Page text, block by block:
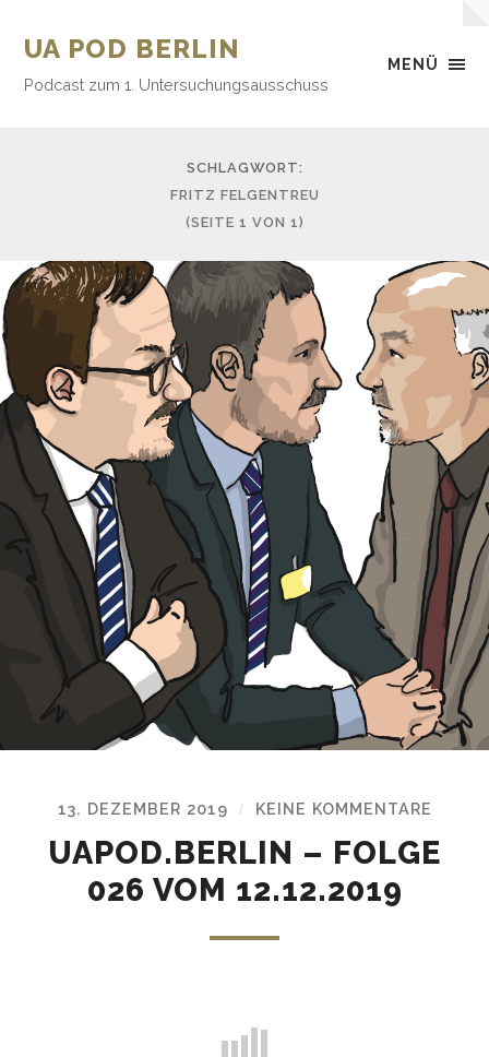
MENÜ
UA POD BERLIN
Podcast zum 1. Untersuchungsausschuss
SCHLAGWORT:
FRITZ FELGENTREU
(SEITE 1 VON 1)
13. DEZEMBER 2019 / KEINE KOMMENTARE
UAPOD.BERLIN – FOLGE
026 VOM 12.12.2019